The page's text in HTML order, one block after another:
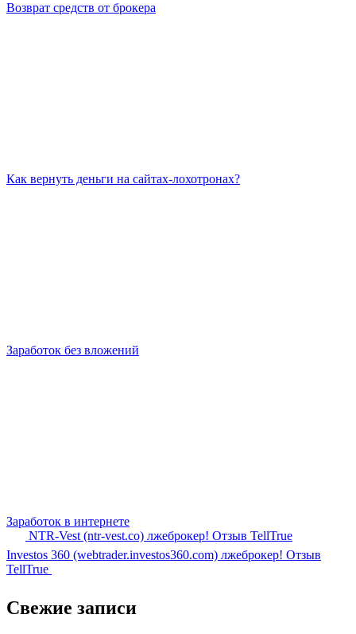
Возврат средств от брокера
Как вернуть деньги на сайтах-лохотронах?
Заработок без вложений
Заработок в интернете
NTR-Vest (ntr-vest.co) лжеброкер! Отзыв TellTrue
Investos 360 (webtrader.investos360.com) лжеброкер! Отзыв
TellTrue
Свежие записи